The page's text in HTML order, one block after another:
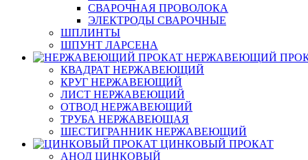
СВАРОЧНАЯ ПРОВОЛОКА
ЭЛЕКТРОДЫ СВАРОЧНЫЕ
ШПЛИНТЫ
ШПУНТ ЛАРСЕНА
НЕРЖАВЕЮЩИЙ
КВАДРАТ НЕРЖАВЕЮЩИЙ
КРУГ НЕРЖАВЕЮЩИЙ
ЛИСТ НЕРЖАВЕЮЩИЙ
ОТВОД НЕРЖАВЕЮЩИЙ
ТРУБА НЕРЖАВЕЮЩАЯ
ШЕСТИГРАННИК НЕРЖАВЕЮЩИЙ
ЦИНКОВЫЙ ПРОКАТ
АНОД ЦИНКОВЫЙ